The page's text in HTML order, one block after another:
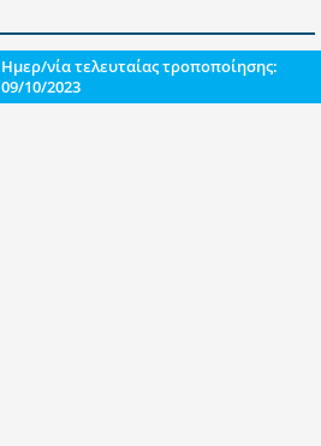
Ημερ/νία τελευταίας τροποποίησης:
09/10/2023